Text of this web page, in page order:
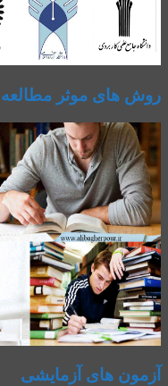
روش های موثر مطالعه
آزمون های آزمایشی